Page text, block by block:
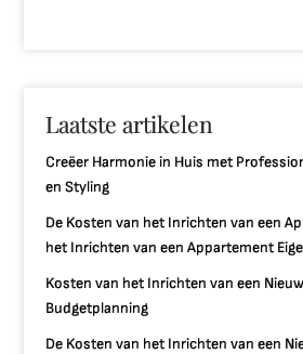
Laatste artikelen
Creëer Harmonie in Huis met
en Styling
De Kosten van het Inrichten van een
het Inrichten van een Appartement
Kosten van het Inrichten van een
Budgetplanning
De Kosten van het Inrichten van een